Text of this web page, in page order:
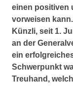
einen positiven
vorweisen
Künzli, seit 1.
an der
ein
Schwerpunkt
Treuhand,